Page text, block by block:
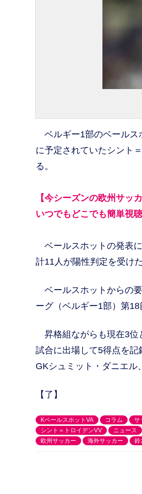
ベルギー1部のベールス
に予定されていたシント
る。
【今シーズンの欧州サッ
いつでもどこでも簡単視
ベールスホットの発表
計11人が陽性判定を受け
ベールスホットからの
ーグ（ベルギー1部）第
昇格組ながらも現在3位
試合に出場して5得点を記
GKシュミット・ダニエル
【了】
KベールスホットVA コラム サ
シント＝トロイデンVV
ニュース
欧州サッカー
海外サッカー 鈴